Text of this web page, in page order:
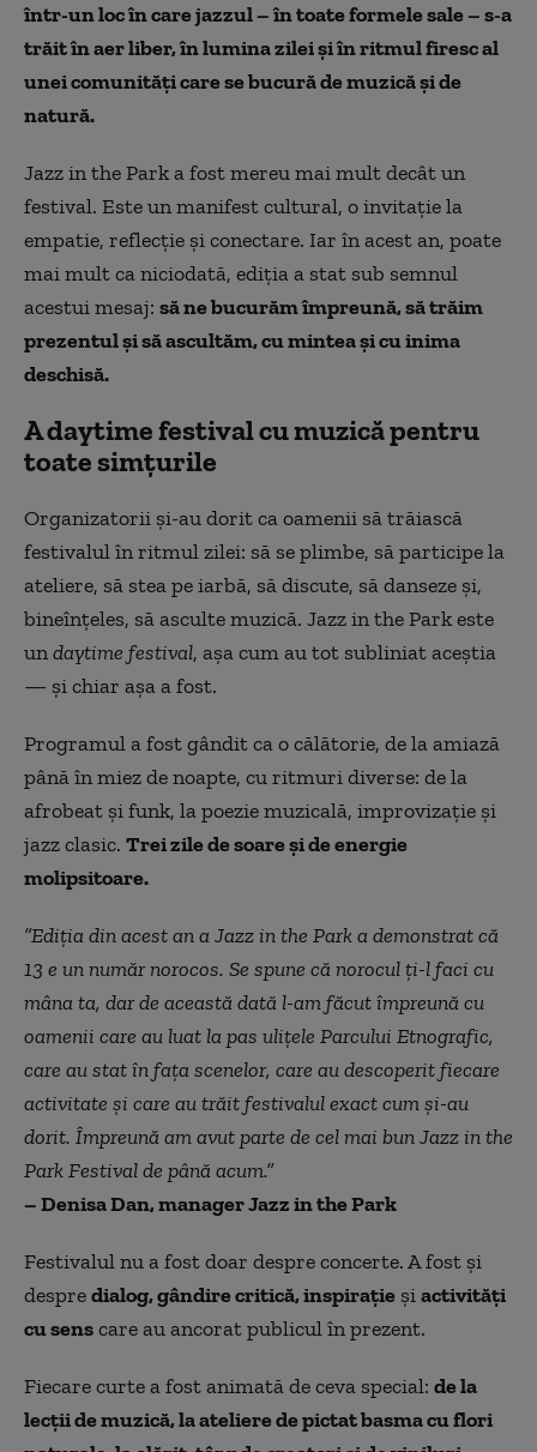
într-un loc în care jazzul – în toate formele sale – s-a
trăit în aer liber, în lumina zilei și în ritmul firesc al
unei comunități care se bucură de muzică și de
natură.
Jazz in the Park a fost mereu mai mult decât un
festival. Este un manifest cultural, o invitație la
empatie, reflecție și conectare. Iar în acest an, poate
mai mult ca niciodată, ediția a stat sub semnul
acestui mesaj: să ne bucurăm împreună, să trăim
prezentul și să ascultăm, cu mintea și cu inima
deschisă.
A daytime festival cu muzică pentru
toate simțurile
Organizatorii și-au dorit ca oamenii să trăiască
festivalul în ritmul zilei: să se plimbe, să participe la
ateliere, să stea pe iarbă, să discute, să danseze și,
bineînțeles, să asculte muzică. Jazz in the Park este
undaytime festival, așa cum au tot subliniat aceștia
— și chiar așa a fost.
Programul a fost gândit ca o călătorie, de la amiază
până în miez de noapte, cu ritmuri diverse: de la
afrobeat și funk, la poezie muzicală, improvizație și
jazz clasic. Trei zile de soare și de energie
molipsitoare.
”Ediția din acest an a Jazz in the Park a demonstrat că
13 e un număr norocos. Se spune că norocul ți-l faci cu
mâna ta, dar de această dată l-am făcut împreună cu
oamenii care au luat la pas ulițele Parcului Etnografic,
care au stat în fața scenelor, care au descoperit fiecare
activitate și care au trăit festivalul exact cum și-au
dorit. Împreună am avut parte de cel mai bun Jazz in the
Park Festival de până acum.”
– Denisa Dan, manager Jazz in the Park
Festivalul nu a fost doar despre concerte. A fost și
despredialog, gândire critică, inspirație șiactivități
cu senscare au ancorat publicul în prezent.
Fiecare curte a fost animată de ceva special: de la
lecții de muzică, la ateliere de pictat basma cu flori